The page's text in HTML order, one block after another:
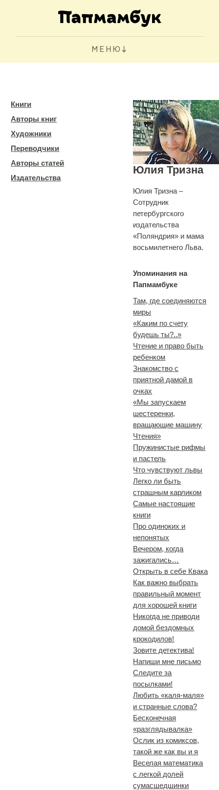
МЕНЮ
Книги
Авторы книг
Художники
Переводчики
Авторы статей
Издательства
Юлия Тризна
Юлия Тризна –
Сотрудник
петербургского
издательства
«Поляндрия» и мама
восьмилетнего Льва.
Упоминания на
Папмамбуке
Там, где соединяются
миры
«Каким по счету
будешь ты?..»
Чтение и право быть
ребенком
Знакомство с
приятной дамой в
очках
«Мы запускаем
шестеренки,
вращающие машину
Чтения»
Пружинистые рифмы
и пастель
Что чувствуют львы
Легко ли быть
страшным карликом
Самые настоящие
книги
Про одиноких и
непонятых
Вечером, когда
зажигались…
Открыть в себе Квака
Как важно выбрать
правильный момент
для хорошей книги
Никогда не приводи
домой бездомных
крокодилов!
Зовите детектива!
Напиши мне письмо
Следите за
посылками!
Любить «каля-маля»
и странные слова?
Бесконечная
«разглядывалка»
Ослик из комиксов,
такой же как вы и я
Веселая математика
с легкой долей
сумасшедшинки